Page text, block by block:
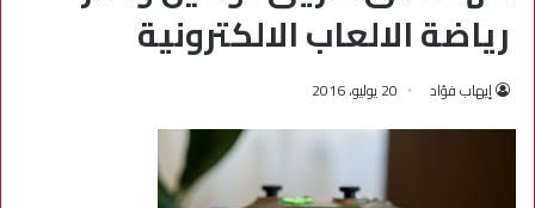
رياضة الالعاب الالكترونية
إيهاب فؤاد 20 يوليو، 2016